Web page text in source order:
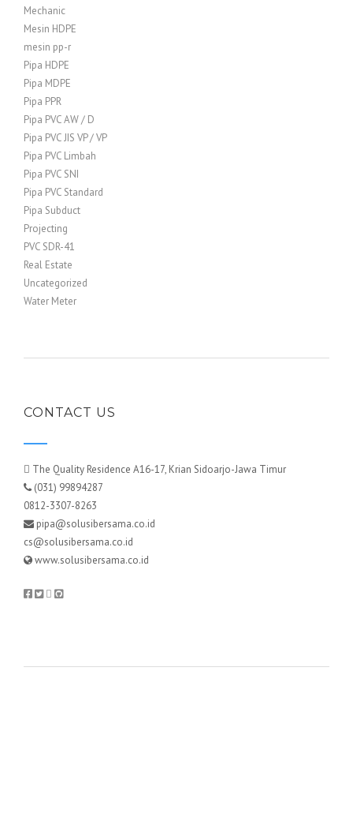
Mechanic
Mesin HDPE
mesin pp-r
Pipa HDPE
Pipa MDPE
Pipa PPR
Pipa PVC AW / D
Pipa PVC JIS VP / VP
Pipa PVC Limbah
Pipa PVC SNI
Pipa PVC Standard
Pipa Subduct
Projecting
PVC SDR-41
Real Estate
Uncategorized
Water Meter
CONTACT US
The Quality Residence A16-17, Krian Sidoarjo-Jawa Timur
(031) 99894287
0812-3307-8263
pipa@solusibersama.co.id
cs@solusibersama.co.id
www.solusibersama.co.id